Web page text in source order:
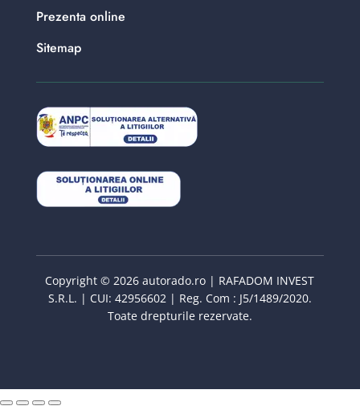
Prezenta online
Sitemap
Copyright © 2026 autorado.ro | RAFADOM INVEST
S.R.L. | CUI: 42956602 | Reg. Com : J5/1489/2020.
Toate drepturile rezervate.